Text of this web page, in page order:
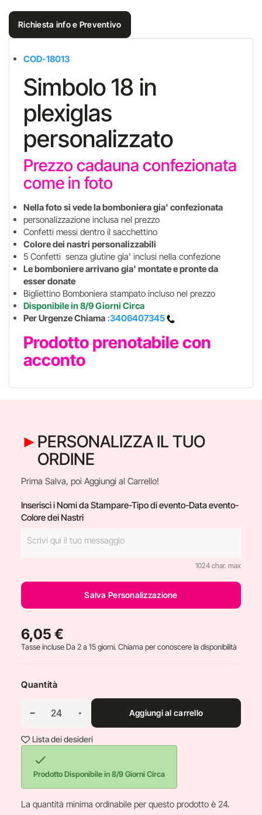
Richiesta info e Preventivo
COD-18013
Simbolo 18 in
plexiglas
personalizzato
Prezzo cadauna confezionata
come in foto
Nella foto si vede la bomboniera gia' confezionata
personalizzazione inclusa nel prezzo
Confetti messi dentro il sacchettino
Colore dei nastri personalizzabili
5 Confetti senza glutine gia' inclusi nella confezione
Le bomboniere arrivano gia' montate e pronte da
esser donate
Bigliettino Bomboniera stampato incluso nel prezzo
Disponibile in 8/9 Giorni Circa
Per Urgenze Chiama :3406407345
Prodotto prenotabile con
acconto
PERSONALIZZA IL TUO
ORDINE
Prima Salva, poi Aggiungi al Carrello!
Inserisci i Nomi da Stampare-Tipo di evento-Data evento-
Colore dei Nastri
1024 char. max
Salva Personalizzazione
6,05 €
Tasse incluseDa 2 a 15 giorni. Chiama per conoscere la disponibilità
Quantità
Aggiungi al carrello
Lista dei desideri

Prodotto Disponibile in 8/9 Giorni Circa
La quantità minima ordinabile per questo prodotto è 24.